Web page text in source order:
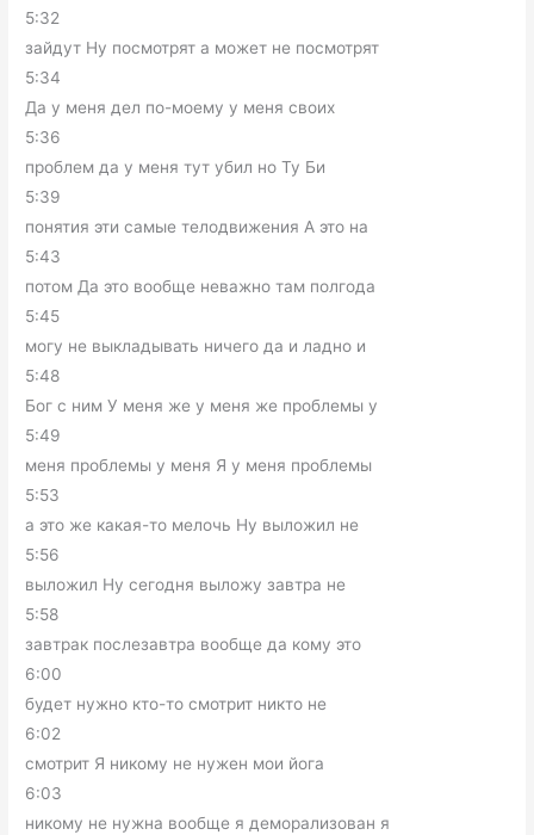
5:32
зайдут Ну посмотрят а может не посмотрят
5:34
Да у меня дел по-моему у меня своих
5:36
проблем да у меня тут убил но Ту Би
5:39
понятия эти самые телодвижения А это на
5:43
потом Да это вообще неважно там полгода
5:45
могу не выкладывать ничего да и ладно и
5:48
Бог с ним У меня же у меня же проблемы у
5:49
меня проблемы у меня Я у меня проблемы
5:53
а это же какая-то мелочь Ну выложил не
5:56
выложил Ну сегодня выложу завтра не
5:58
завтрак послезавтра вообще да кому это
6:00
будет нужно кто-то смотрит никто не
6:02
смотрит Я никому не нужен мои йога
6:03
никому не нужна вообще я деморализован я